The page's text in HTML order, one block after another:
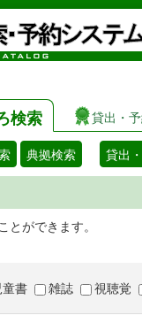
検索 貸出・
典拠検索 貸出
とができます。
童書 雑誌 視聴覚